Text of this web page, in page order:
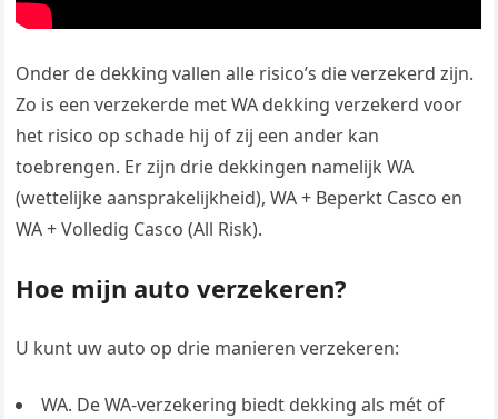
Onder de dekking vallen alle risico’s die verzekerd zijn.
Zo is een verzekerde met WA dekking verzekerd voor
het risico op schade hij of zij een ander kan
toebrengen. Er zijn drie dekkingen namelijk WA
(wettelijke aansprakelijkheid), WA + Beperkt Casco en
WA + Volledig Casco (All Risk).
Hoe mijn auto verzekeren?
U kunt uw auto op drie manieren verzekeren:
WA. De WA-verzekering biedt dekking als mét of